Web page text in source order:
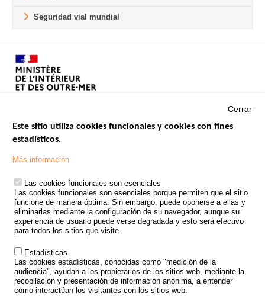
Seguridad vial mundial
Footer
TRATAMIENTO DE DATOS PERSONALES PROCEDENTES DE
ACCIDENTES DE TRÁFICO
ESTUDIOS
CONVOCATORIA DE PROYECTOS DE ESTUDIOS
POLÍTICA DE SEGURIDAD VIAL
Outils
EVENTOS
Cerrar
Este sitio utiliza cookies funcionales y cookies con fines
estadísticos.
Más información
Las cookies funcionales son esenciales
Las cookies funcionales son esenciales porque permiten que el sitio
funcione de manera óptima. Sin embargo, puede oponerse a ellas y
eliminarlas mediante la configuración de su navegador, aunque su
experiencia de usuario puede verse degradada y esto será efectivo
para todos los sitios que visite.
Estadísticas
Las cookies estadísticas, conocidas como "medición de la
audiencia", ayudan a los propietarios de los sitios web, mediante la
recopilación y presentación de información anónima, a entender
cómo interactúan los visitantes con los sitios web.